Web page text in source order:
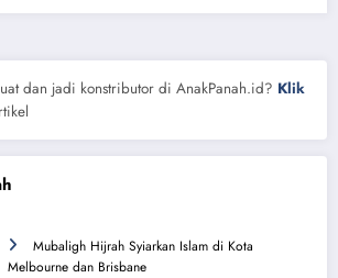
dan jadi konstributor di AnakPanah.id? Klik
Mubaligh Hijrah Syiarkan Islam di Kota
Melbourne dan Brisbane